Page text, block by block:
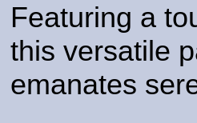
Featuring a
this versatile
emanates